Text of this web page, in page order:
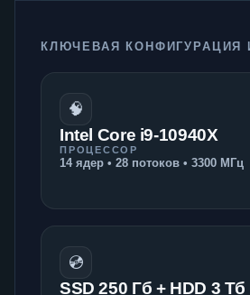
КЛЮЧЕВАЯ КОНФИГУРАЦИЯ
🧠
Intel Core i9-10940X
ПРОЦЕССОР
14 ядер • 28 потоков • 3300 МГц
💿
SSD 250 Гб + HDD 3 Тб